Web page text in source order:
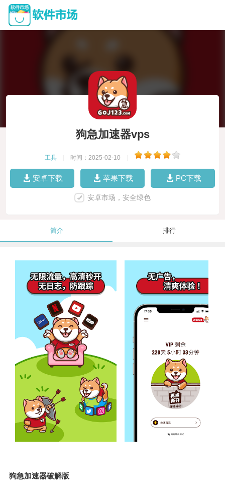
狗急加速器vps
工具 时间：2025-02-10
安卓下载 苹果下载 PC下载
安卓市场，安全绿色
简介 排行
狗急加速器破解版